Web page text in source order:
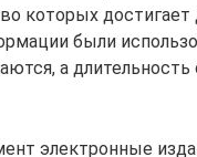
которых
были
а длительность
электронные